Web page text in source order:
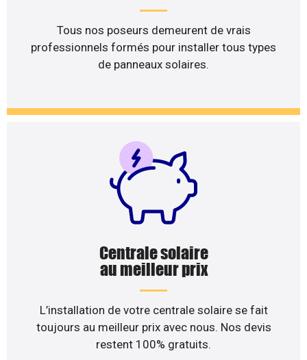
Tous nos poseurs demeurent de vrais
professionnels formés pour installer tous types
de panneaux solaires.
Centrale solaire
au meilleur prix
L’installation de votre centrale solaire se fait
toujours au meilleur prix avec nous. Nos devis
restent 100% gratuits.